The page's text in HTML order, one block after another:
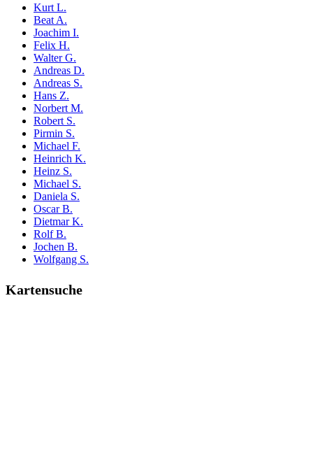
Kurt L.
Beat A.
Joachim I.
Felix H.
Walter G.
Andreas D.
Andreas S.
Hans Z.
Norbert M.
Robert S.
Pirmin S.
Michael F.
Heinrich K.
Heinz S.
Michael S.
Daniela S.
Oscar B.
Dietmar K.
Rolf B.
Jochen B.
Wolfgang S.
Kartensuche